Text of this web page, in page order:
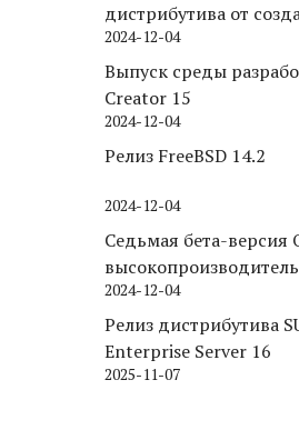
дистрибутива от
Puppy Linux
2024-12-04
Выпуск среды
Creator 15
2024-12-04
Релиз FreeBSD 14.2
2024-12-04
Седьмая бета-версия
движка хранения для
2024-12-04
Релиз дистрибутива
Enterprise Server 16
2025-11-07